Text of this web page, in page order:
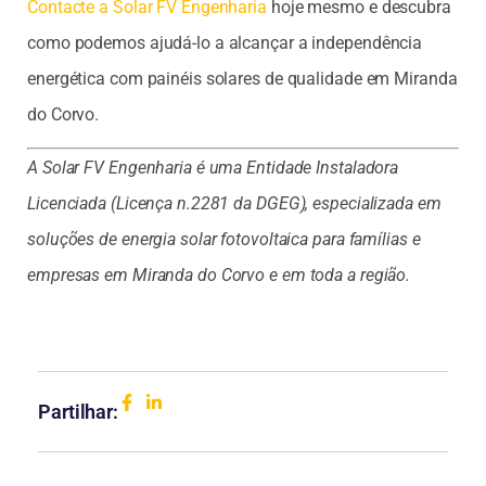
Contacte a Solar FV Engenharia hoje mesmo e descubra
como podemos ajudá-lo a alcançar a independência
energética com painéis solares de qualidade em Miranda
do Corvo.
A Solar FV Engenharia é uma Entidade Instaladora
Licenciada (Licença n.2281 da DGEG), especializada em
soluções de energia solar fotovoltaica para famílias e
empresas em Miranda do Corvo e em toda a região.
Partilhar: